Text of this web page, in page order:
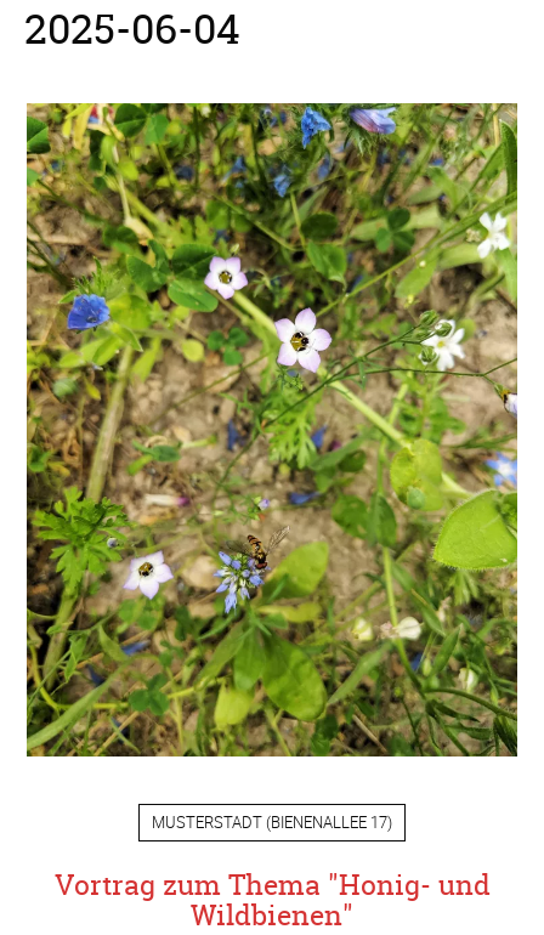
2025-06-04
MUSTERSTADT (BIENENALLEE 17)
Vortrag zum Thema "Honig- und
Wildbienen"